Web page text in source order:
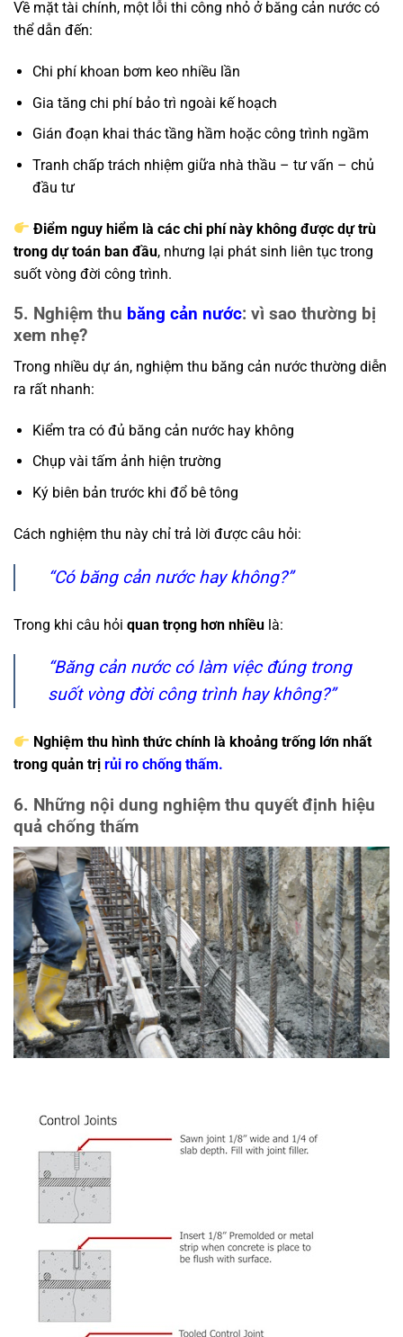
Về mặt tài chính, một lỗi thi công nhỏ ở băng cản nước có
thể dẫn đến:
Chi phí khoan bơm keo nhiều lần
Gia tăng chi phí bảo trì ngoài kế hoạch
Gián đoạn khai thác tầng hầm hoặc công trình ngầm
Tranh chấp trách nhiệm giữa nhà thầu – tư vấn – chủ
đầu tư
Điểm nguy hiểm là các chi phí này không được dự trù
trong dự toán ban đầu, nhưng lại phát sinh liên tục trong
suốt vòng đời công trình.
5. Nghiệm thu băng cản nước: vì sao thường bị
xem nhẹ?
Trong nhiều dự án, nghiệm thu băng cản nước thường diễn
ra rất nhanh:
Kiểm tra có đủ băng cản nước hay không
Chụp vài tấm ảnh hiện trường
Ký biên bản trước khi đổ bê tông
Cách nghiệm thu này chỉ trả lời được câu hỏi:
“Có băng cản nước hay không?”
Trong khi câu hỏi quan trọng hơn nhiều là:
“Băng cản nước có làm việc đúng trong
suốt vòng đời công trình hay không?”
Nghiệm thu hình thức chính là khoảng trống lớn nhất
trong quản trị rủi ro chống thấm.
6. Những nội dung nghiệm thu quyết định hiệu
quả chống thấm